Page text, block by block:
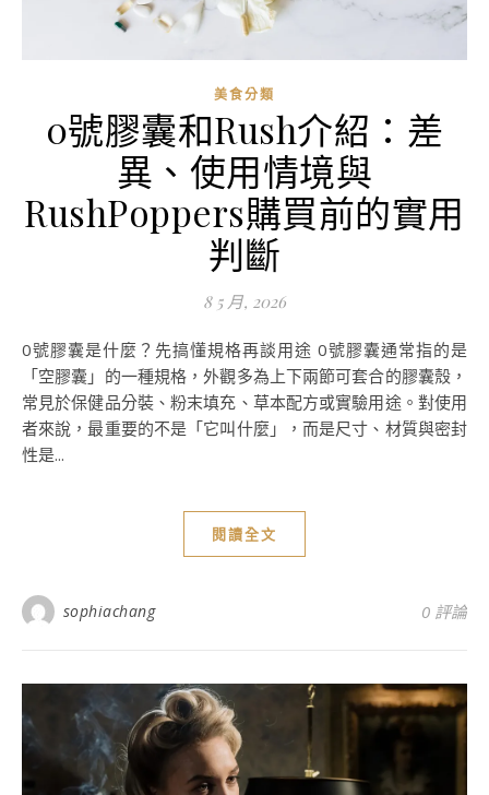
美食分類
0號膠囊和Rush介紹：差
異、使用情境與
RushPoppers購買前的實用
判斷
8 5 月, 2026
0號膠囊是什麼？先搞懂規格再談用途 0號膠囊通常指的是
「空膠囊」的一種規格，外觀多為上下兩節可套合的膠囊殼，
常見於保健品分裝、粉末填充、草本配方或實驗用途。對使用
者來說，最重要的不是「它叫什麼」，而是尺寸、材質與密封
性是...
閱讀全文
sophiachang 0 評論